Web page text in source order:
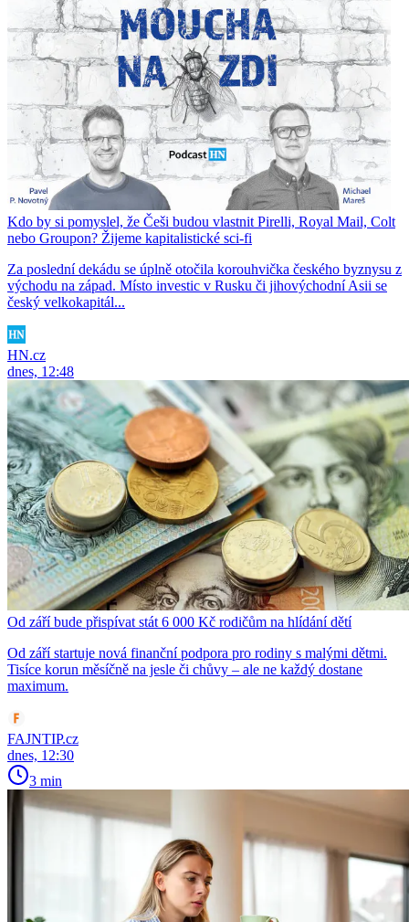
Kdo by si pomyslel, že Češi budou vlastnit Pirelli, Royal Mail, Colt
nebo Groupon? Žijeme kapitalistické sci-fi
Za poslední dekádu se úplně otočila korouhvička českého byznysu z
východu na západ. Místo investic v Rusku či jihovýchodní Asii se
český velkokapitál...
HN.cz
dnes, 12:48
Od září bude přispívat stát 6 000 Kč rodičům na hlídání dětí
Od září startuje nová finanční podpora pro rodiny s malými dětmi.
Tisíce korun měsíčně na jesle či chůvy – ale ne každý dostane
maximum.
FAJNTIP.cz
dnes, 12:30
3 min